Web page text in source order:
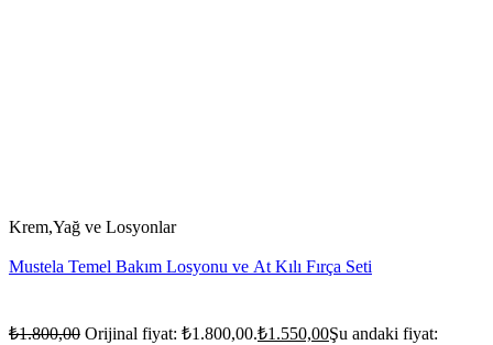
Krem,Yağ ve Losyonlar
Mustela Temel Bakım Losyonu ve At Kılı Fırça Seti
₺1.800,00 Orijinal fiyat: ₺1.800,00.₺1.550,00Şu andaki fiyat: